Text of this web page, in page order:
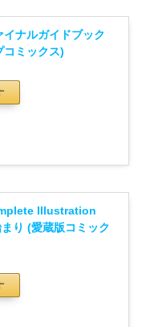
ナルガイドブック
コミックス)
Illustration
り (愛蔵版コミック